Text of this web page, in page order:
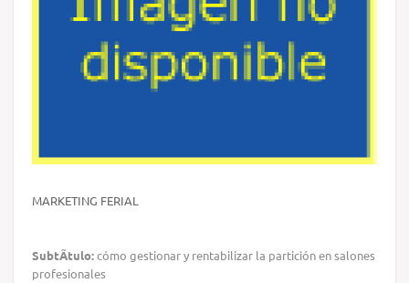
MARKETING FERIAL
SubtÃ­tulo:cómo gestionar y rentabilizar la partición en salones
profesionales